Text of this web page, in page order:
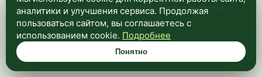
анализа посещаемости и улучшения работы
сайта. Подробнее —в политике
конфиденциальности.
Понятно
аналитики и улучшения сервиса. Продолжая
пользоваться сайтом, вы соглашаетесь с
использованием cookie. Подробнее
Понятно